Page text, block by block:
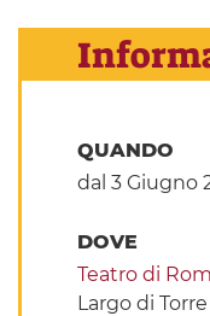
QUANDO
dal 3 Giugno
DOVE
Teatro di
Largo di